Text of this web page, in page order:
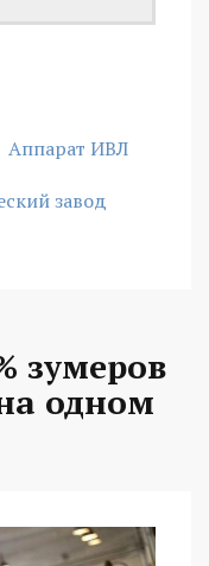
Аппарат ИВЛ
завод
зумеров
одном